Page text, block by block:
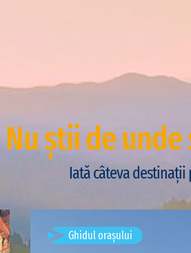
Nu știi de unde
Iată câteva
Ghidul orașului